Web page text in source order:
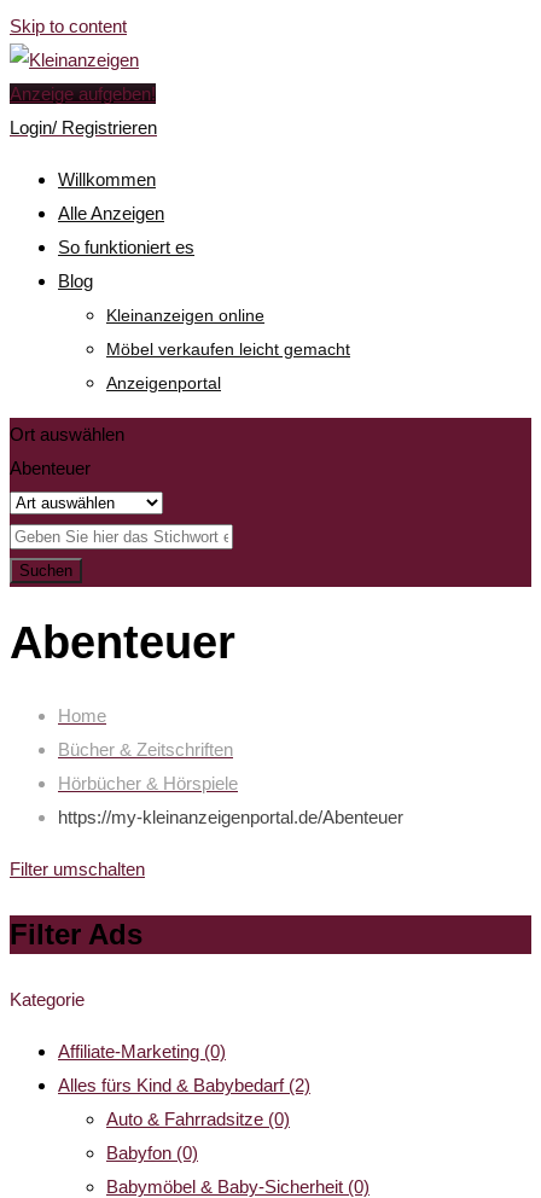
Skip to content
Anzeige aufgeben!
Login/ Registrieren
Willkommen
Alle Anzeigen
So funktioniert es
Blog
Kleinanzeigen online
Möbel verkaufen leicht gemacht
Anzeigenportal
Ort auswählen
Abenteuer
Suchen
Abenteuer
Home
Bücher & Zeitschriften
Hörbücher & Hörspiele
https://my-kleinanzeigenportal.de/Abenteuer
Filter umschalten
Filter Ads
Kategorie
Affiliate-Marketing (0)
Alles fürs Kind & Babybedarf (2)
Auto & Fahrradsitze (0)
Babyfon (0)
Babymöbel & Baby-Sicherheit (0)